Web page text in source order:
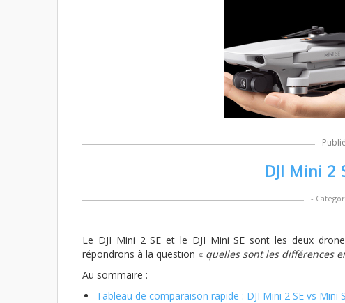
DJI Mini 2
-
Le DJI Mini 2 SE et le DJI Mini SE sont les deux
répondrons à la question « quelles sont les différences
Au sommaire :
Tableau de comparaison rapide : DJI Mini 2 SE vs Mini